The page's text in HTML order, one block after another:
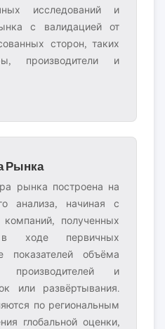
исследований и
с валидацией от
сторон, таких
производители и
Рынка
рынка построена на
анализа, начиная с
полученных
в ходе первичных
объёма
производителей и
или развёртывания.
по региональным
глобальной оценки,